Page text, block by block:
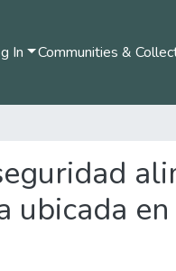
In Communities &
ubicada